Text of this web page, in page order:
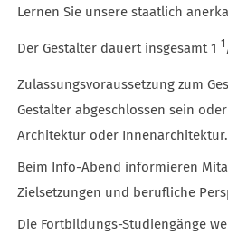
Lernen Sie unsere staatlich
Der Gestalter dauert insgesamt 1 1
Zulassungsvoraussetzung zum
Gestalter abgeschlossen sein
Architektur oder Innenarchitektur.
Beim Info-Abend informieren
Zielsetzungen und berufliche
Die Fortbildungs-Studiengänge